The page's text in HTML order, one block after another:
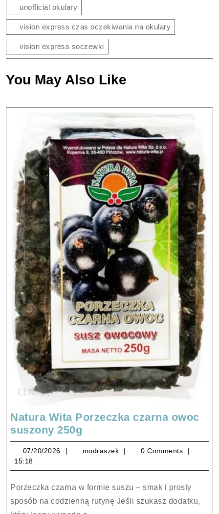
unofficial okulary
vision express czas oczekiwania na okulary
vision express soczewki
You May Also Like
Natura Wita Porzeczka czarna owoc
suszony 250g
Wita
Porzeczka
czarna
suszony
250g
07/20/2026 07/20/2026
modraszek modraszek
0 Comments
15:18
Porzeczka czarna w formie suszu – smak i prosty
sposób na codzienną rutynę Jeśli szukasz dodatku,